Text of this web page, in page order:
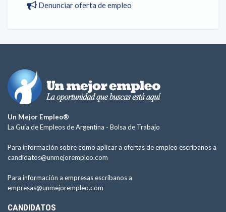
Denunciar oferta de empleo
Un Mejor Empleo®
La Guía de Empleos de Argentina - Bolsa de Trabajo
Para información sobre como aplicar a ofertas de empleo escríbanos a
candidatos@unmejorempleo.com
Para información a empresas escríbanos a
empresas@unmejorempleo.com
CANDIDATOS